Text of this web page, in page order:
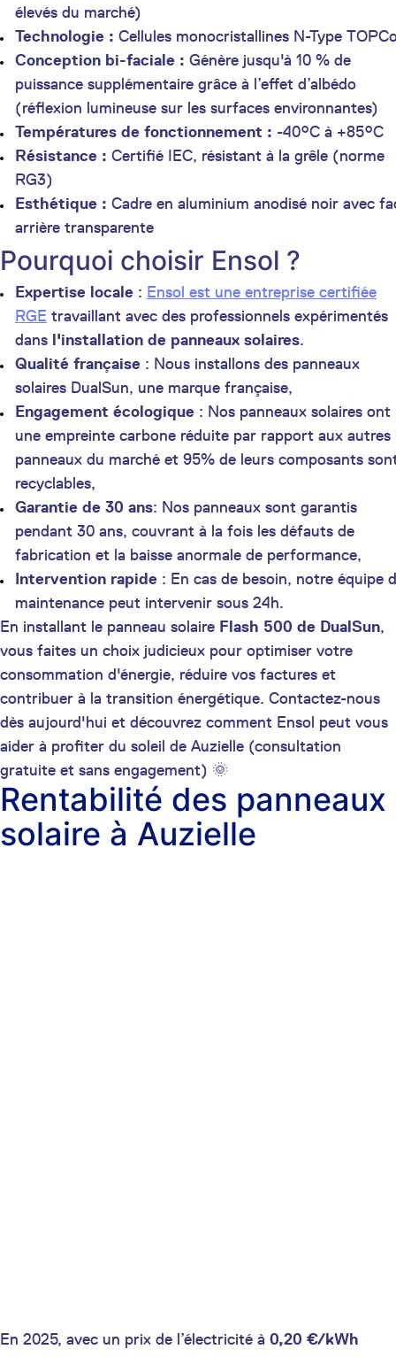
élevés du marché)
Technologie : Cellules monocristallines N-Type
Conception bi-faciale : Génère jusqu'à 10 % de
puissance supplémentaire grâce à l’effet d’albédo
(réflexion lumineuse sur les surfaces environnantes)
Températures de fonctionnement : -40°C à +85°C
Résistance : Certifié IEC, résistant à la grêle (norme
RG3)
Esthétique : Cadre en aluminium anodisé noir avec
arrière transparente
Pourquoi choisir Ensol ?
Expertise locale : Ensol est une entreprise certifiée
RGE travaillant avec des professionnels expérimentés
dans l'installation de panneaux solaires.
Qualité française : Nous installons des panneaux
solaires DualSun, une marque française,
Engagement écologique : Nos panneaux solaires ont
une empreinte carbone réduite par rapport aux autres
panneaux du marché et 95% de leurs composants
recyclables,
Garantie de 30 ans: Nos panneaux sont garantis
pendant 30 ans, couvrant à la fois les défauts de
fabrication et la baisse anormale de performance,
Intervention rapide : En cas de besoin, notre équipe
maintenance peut intervenir sous 24h.
En installant le panneau solaire Flash 500 de DualSun,
vous faites un choix judicieux pour optimiser votre
consommation d'énergie, réduire vos factures et
contribuer à la transition énergétique. Contactez-nous
dès aujourd'hui et découvrez comment Ensol peut vous
aider à profiter du soleil de Auzielle (consultation
gratuite et sans engagement) 🌞
Rentabilité des panneaux
solaire à Auzielle
En 2025, avec un prix de l’électricité à 0,20 €/kWh